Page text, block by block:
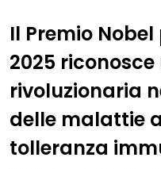
Il Premio
2025
rivoluzionaria
delle malattie
tolleranza